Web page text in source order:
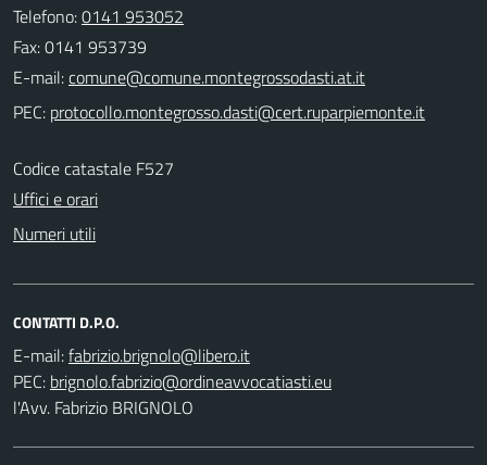
Telefono:0141 953052
Fax: 0141 953739
E-mail:
PEC:
Codice catastale F527
Uffici e orari
Numeri utili
CONTATTI D.P.O.
E-mail:
PEC:
l'Avv. Fabrizio BRIGNOLO